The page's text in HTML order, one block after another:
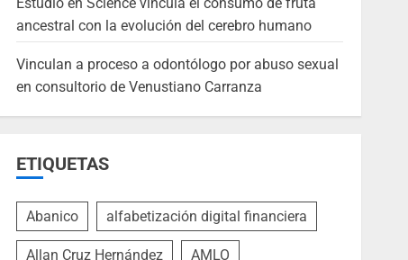
ancestral con la evolución del cerebro humano
Vinculan a proceso a odontólogo por abuso sexual
en consultorio de Venustiano Carranza
ETIQUETAS
Abanico alfabetización digital financiera
Allan Cruz Hernández AMLO